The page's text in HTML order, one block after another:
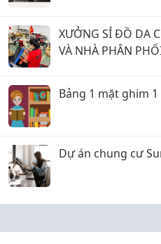
XƯỞNG SỈ ĐỒ DA
VÀ NHÀ PHÂN
Bảng 1 mặt ghim
Dự án chung cư